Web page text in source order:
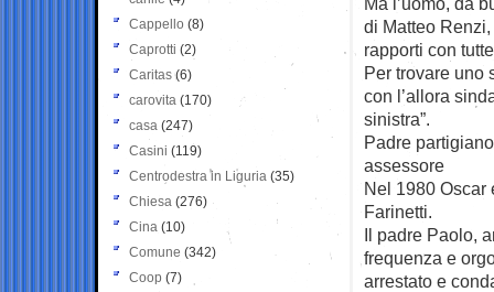
di Matteo
rapporti con
Per trovare uno
con l’allora
sinistra”.
Padre
assessore
Nel 1980 Oscar
Farinetti.
Il padre Paolo,
frequenza e
arrestato e
Cappello (8)
Caprotti (2)
Caritas (6)
carovita (170)
casa (247)
Casini (119)
Centrodestra in Liguria (35)
Chiesa (276)
Cina (10)
Comune (342)
Coop (7)